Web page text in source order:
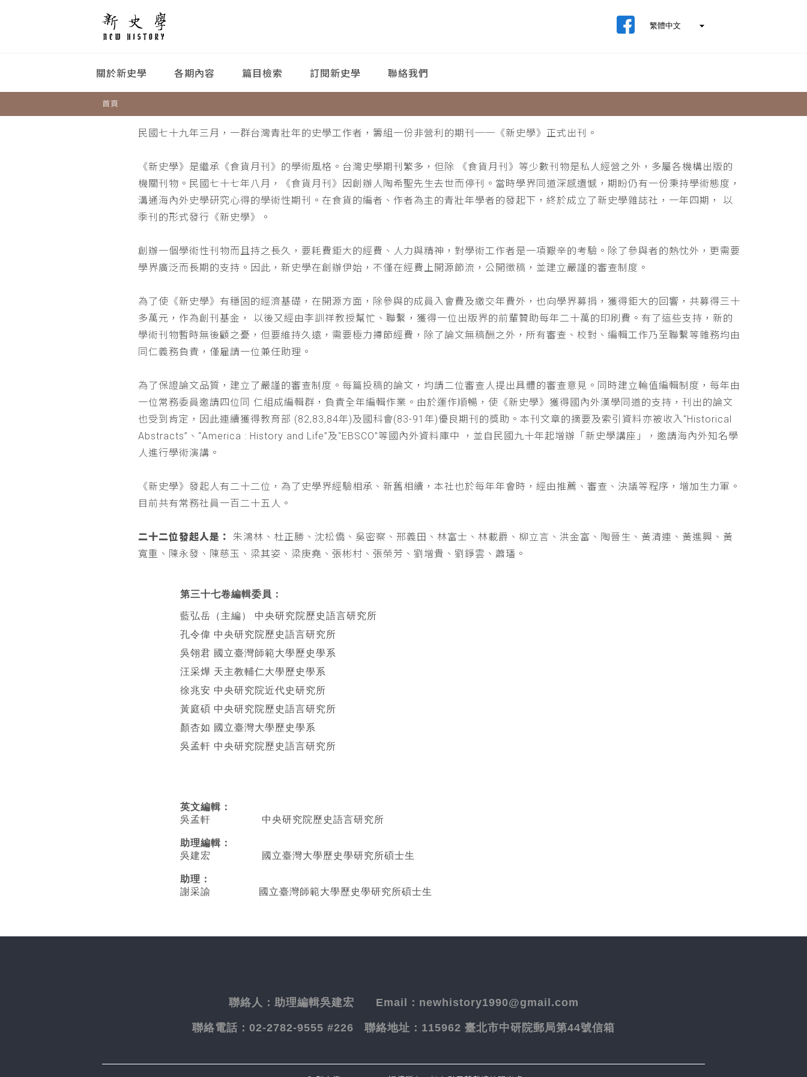
關於新史學 各期內容 篇目檢索 訂閱新史學 聯絡我們
首頁
民國七十九年三月，一群台灣青壯年的史學工作者，籌組一份非營利的期刊──《新史學》正式出刊。
《新史學》是繼承《食貨月刊》的學術風格。台灣史學期刊繁多，但除 《食貨月刊》等少數刊物是私人經營之外，多屬各機構出版的
機關刊物。民國七十七年八月，《食貨月刊》因創辦人陶希聖先生去世而停刊。當時學界同道深感遺憾，期盼仍有一份秉持學術態度，
溝通海內外史學研究心得的學術性期刊。在食貨的編者、作者為主的青壯年學者的發起下，終於成立了新史學雜誌社，一年四期， 以
季刊的形式發行《新史學》。
創辦一個學術性刊物而且持之長久，要耗費鉅大的經費、人力與精神，對學術工作者是一項艱辛的考驗。除了參與者的熱忱外，更需要
學界廣泛而長期的支持。因此，新史學在創辦伊始，不僅在經費上開源節流，公開徵稿，並建立嚴謹的審查制度。
為了使《新史學》有穩固的經濟基礎，在開源方面，除參與的成員入會費及繳交年費外，也向學界募捐，獲得鉅大的回響，共募得三十
多萬元，作為創刊基金， 以後又經由李訓祥教授幫忙、聯繫，獲得一位出版界的前輩贊助每年二十萬的印刷費。有了這些支持，新的
學術刊物暫時無後顧之憂，但要維持久遠，需要極力撙節經費，除了論文無稿酬之外，所有審查、校對、編輯工作乃至聯繫等雜務均由
同仁義務負責，僅雇請一位兼任助理。
為了保證論文品質，建立了嚴謹的審查制度。每篇投稿的論文，均請二位審查人提出具體的審查意見。同時建立輪值編輯制度，每年由
一位常務委員邀請四位同 仁組成編輯群，負責全年編輯作業。由於運作順暢，使《新史學》獲得國內外漢學同道的支持，刊出的論文
也受到肯定，因此連續獲得教育部 (82,83,84年)及國科會(83-91年)優良期刊的獎助。本刊文章的摘要及索引資料亦被收入“Historical
Abstracts”、“America : History and Life”及“EBSCO”等國內外資料庫中 ，並自民國九十年起增辦「新史學講座」，邀請海內外知名學
人進行學術演講。
《新史學》發起人有二十二位，為了史學界經驗相承、新舊相續，本社也於每年年會時，經由推薦、審查、決議等程序，增加生力軍。
目前共有常務社員一百二十五人。
二十二位發起人是：
朱鴻林、杜正勝、沈松僑、吳密察、邢義田、林富士、林載爵、柳立言、洪金富、陶晉生、黃清連、黃進興、黃
寬重、陳永發、陳慈玉、梁其姿、梁庚堯、張彬村、張榮芳、劉增貴、劉錚雲、蕭璠。
第三十七卷編輯委員：
藍弘岳（主編） 中央研究院歷史語言研究所
孔令偉 中央研究院歷史語言研究所
吳翎君 國立臺灣師範大學歷史學系
汪采燁 天主教輔仁大學歷史學系
徐兆安 中央研究院近代史研究所
黃庭碩 中央研究院歷史語言研究所
顏杏如 國立臺灣大學歷史學系
吳孟軒 中央研究院歷史語言研究所
英文編輯 ：
吳孟軒 中央研究院歷史語言研究所
助理編輯：
吳建宏 國立臺灣大學歷史學研究所碩士生
助理：
謝采諭
國立臺灣師範大學歷史學研究所碩士生
聯絡人： 助理編輯吳建宏 Email：newhistory1990@gmail.com
聯絡電話： 02-2782-9555 #226 聯絡地址： 115962 臺北市中研院郵局第44號信箱